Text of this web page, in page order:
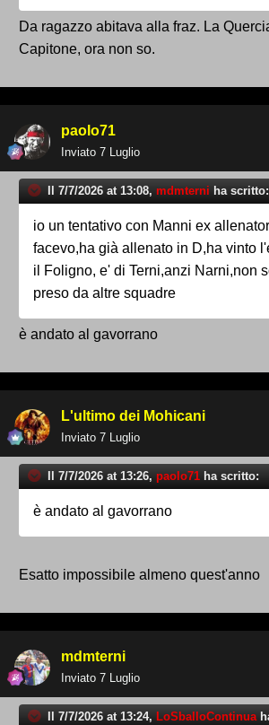
Da ragazzo abitava alla fraz. La
Capitone, ora non so.
paolo71
Inviato 7 Luglio
Il 7/7/2026 at 13:08, mdmterni ha scritto:
io un tentativo con Manni ex
facevo,ha già allenato in D,ha vinto
il Foligno, e' di Terni,anzi Narni,non
preso da altre squadre
è andato al gavorrano
L'ultimo dei Mohicani
Inviato 7 Luglio
Il 7/7/2026 at 13:26, paolo71 ha scritto:
è andato al gavorrano
Esatto impossibile almeno quest'anno
mdmterni
Inviato 7 Luglio
Il 7/7/2026 at 13:24, LoSballoContinua